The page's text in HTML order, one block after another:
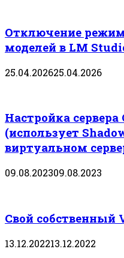
Отключение
моделей в LM
25.04.202625.04.2026
Настройка
(использует
виртуальном
09.08.202309.08.2023
Свой собственный
13.12.202213.12.2022